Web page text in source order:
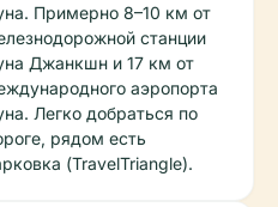
Примерно 8–10 км от
станции
Джанкшн и 17 км от
аэропорта
Легко добраться по
рядом есть
(TravelTriangle).